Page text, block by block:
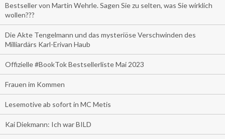
Bestseller von Martin Wehrle. Sagen Sie zu selten, was Sie wirklich
wollen???
Die Akte Tengelmann und das mysteriöse Verschwinden des
Milliardärs Karl-Erivan Haub
Offizielle #BookTok Bestsellerliste Mai 2023
Frauen im Kommen
Lesemotive ab sofort in MC Metis
Kai Diekmann: Ich war BILD